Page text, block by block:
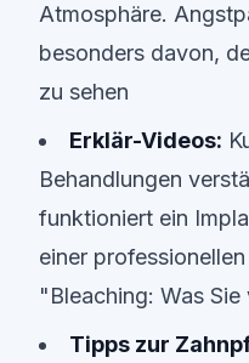
Atmosphäre.
besonders davon,
zu sehen
Erklär-Videos:
Behandlungen
funktioniert ein
einer
"Bleaching: Was
Tipps zur